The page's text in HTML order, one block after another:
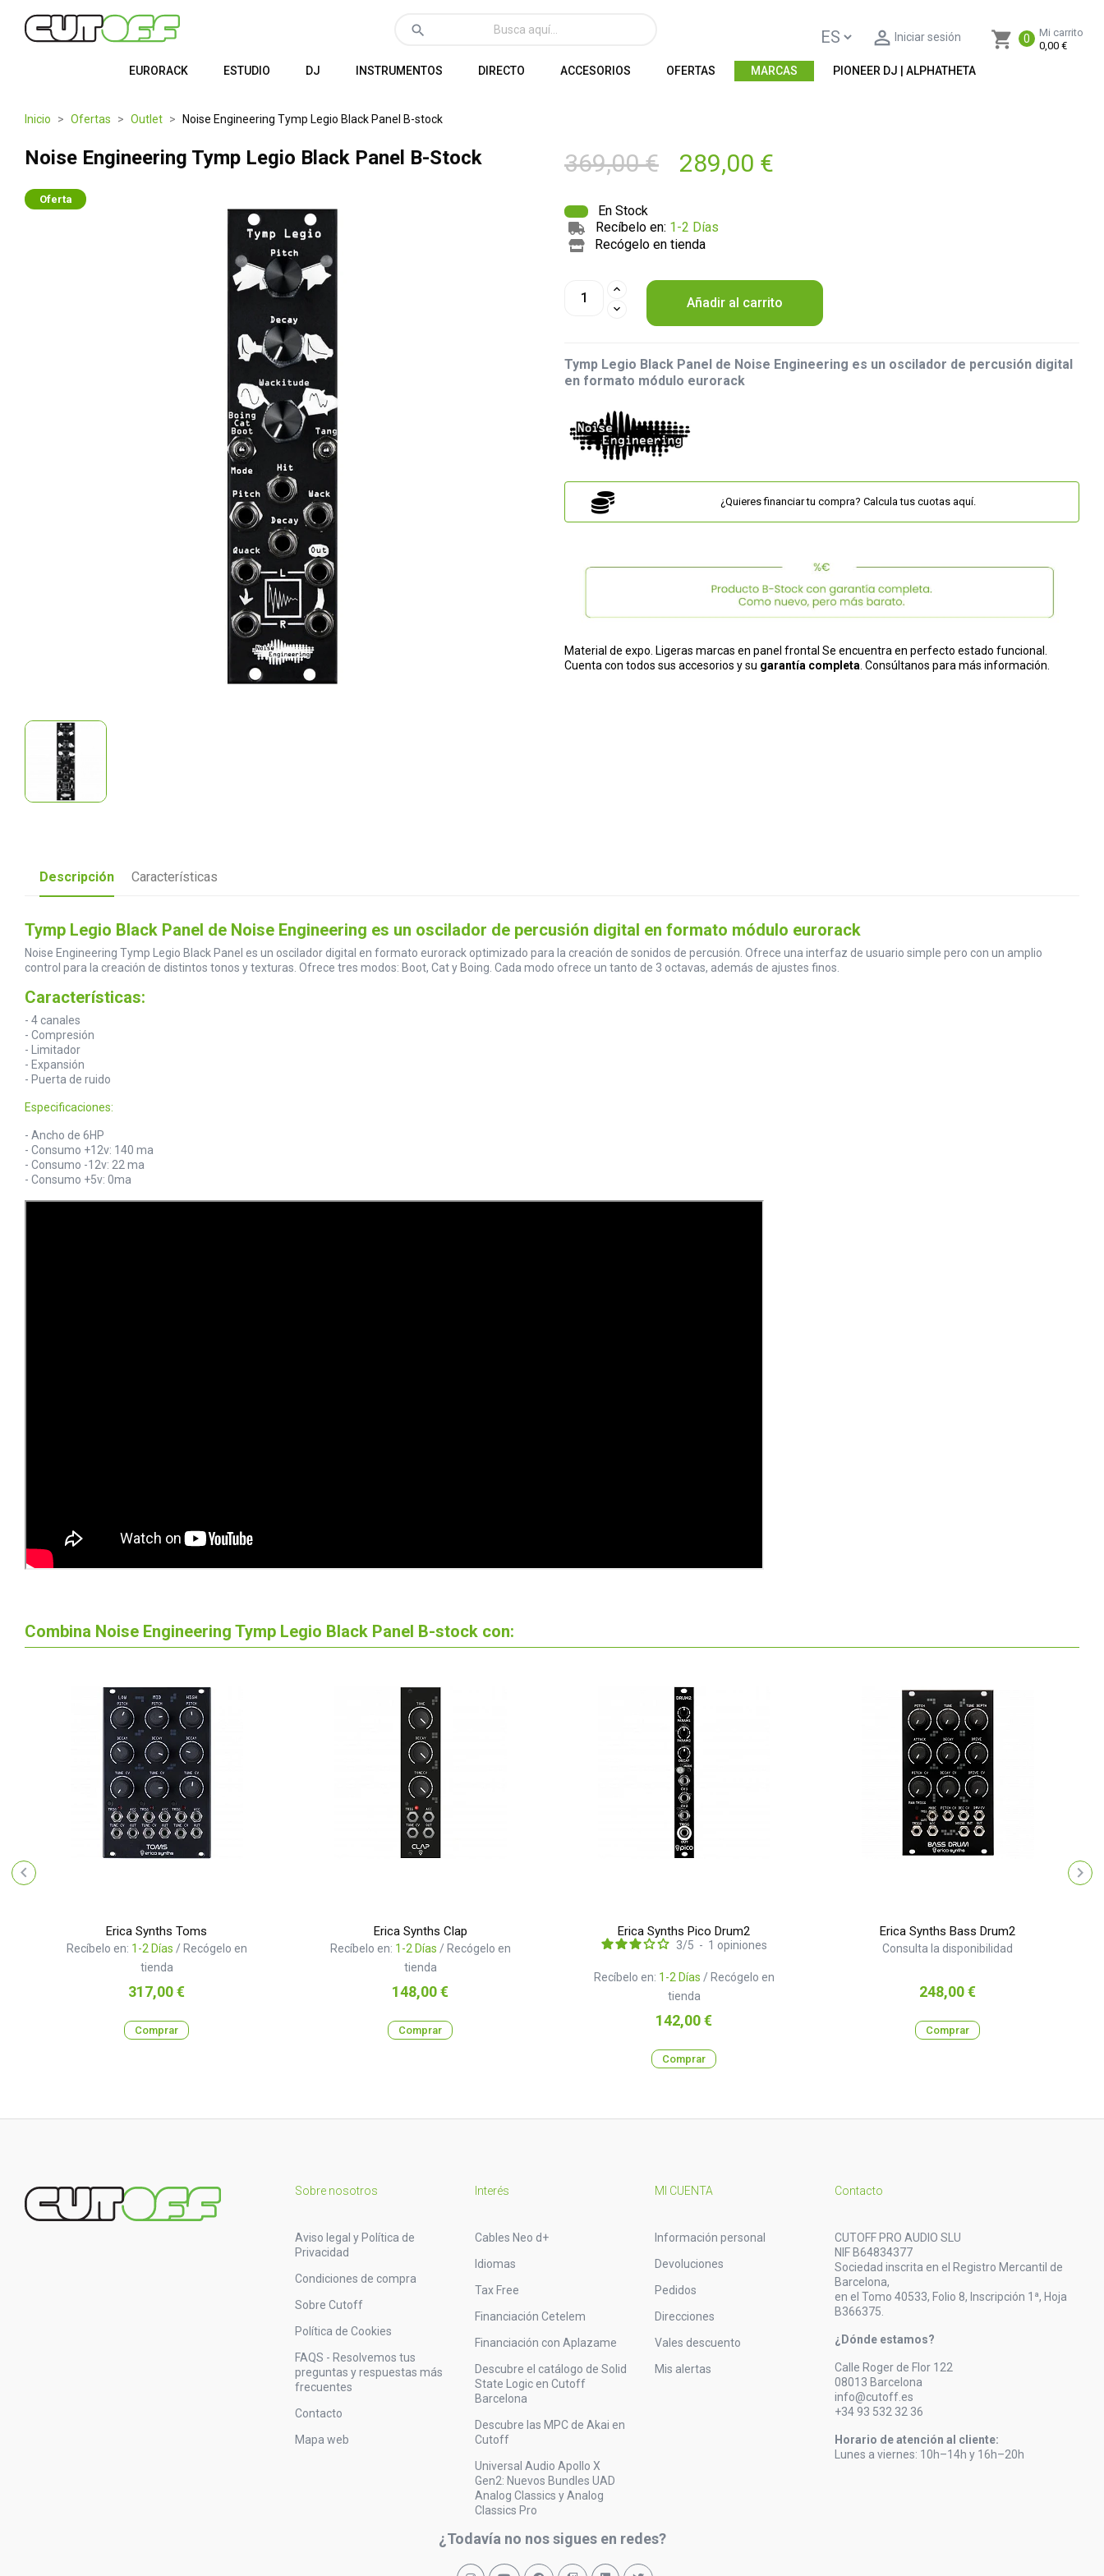
shopping_cart 0
Mi carrito
0,00 €
 Iniciar sesión
search
EURORACK ESTUDIO DJ INSTRUMENTOS DIRECTO ACCESORIOS OFERTAS MARCAS PIONEER DJ | ALPHATHETA
Inicio Ofertas Outlet Noise Engineering Tymp Legio Black Panel B-stock
Noise Engineering Tymp Legio Black Panel B-Stock
Oferta
369,00 € 289,00 €
En Stock
Recíbelo en: 1-2 Días
Recógelo en tienda
Añadir al carrito
Tymp Legio Black Panel de Noise Engineering es un oscilador de percusión digital
en formato módulo eurorack
¿Quieres financiar tu compra? Calcula tus cuotas aquí.
Material de expo. Ligeras marcas en panel frontal Se encuentra en perfecto estado funcional.
Cuenta con todos sus accesorios y su garantía completa . Consúltanos para más información.
Descripción Características
Tymp Legio Black Panel de Noise Engineering es un oscilador de percusión digital en formato módulo eurorack
Noise Engineering Tymp Legio Black Panel es un oscilador digital en formato eurorack optimizado para la creación de sonidos de percusión. Ofrece una interfaz de usuario simple pero con un amplio
control para la creación de distintos tonos y texturas. Ofrece tres modos: Boot, Cat y Boing. Cada modo ofrece un tanto de 3 octavas, además de ajustes finos.
Características:
- 4 canales
- Compresión
- Limitador
- Expansión
- Puerta de ruido
Especificaciones:
- Ancho de 6HP
- Consumo +12v: 140 ma
- Consumo -12v: 22 ma
- Consumo +5v: 0ma
Combina Noise Engineering Tymp Legio Black Panel B-stock con:
Erica Synths Toms
Recíbelo en: 1-2 Días / Recógelo en
tienda
Precio
317,00 €
Comprar
Erica Synths Clap
Recíbelo en: 1-2 Días / Recógelo en
tienda
Precio
148,00 €
Comprar
Erica Synths Pico Drum2
Recíbelo en: 1-2 Días / Recógelo en
tienda
3/5 - 1 opiniones
Precio
142,00 €
Comprar
Erica Synths Bass Drum2
Consulta la disponibilidad
Precio
248,00 €
Comprar
Sobre nosotros
Aviso legal y Política de
Privacidad
Condiciones de compra
Sobre Cutoff
Política de Cookies
FAQS - Resolvemos tus
preguntas y respuestas más
frecuentes
Contacto
Mapa web
Interés
Cables Neo d+
Idiomas
Tax Free
Financiación Cetelem
Financiación con Aplazame
Descubre el catálogo de Solid
State Logic en Cutoff
Barcelona
Descubre las MPC de Akai en
Cutoff
Universal Audio Apollo X
Gen2: Nuevos Bundles UAD
Analog Classics y Analog
Classics Pro
MI CUENTA
Información personal
Devoluciones
Pedidos
Direcciones
Vales descuento
Mis alertas
Contacto
CUTOFF PRO AUDIO SLU
NIF B64834377
Sociedad inscrita en el Registro Mercantil de
Barcelona,
en el Tomo 40533, Folio 8, Inscripción 1ª, Hoja
B366375.
¿Dónde estamos?
Calle Roger de Flor 122
08013 Barcelona
info@cutoff.es
+34 93 532 32 36
Horario de atención al cliente:
Lunes a viernes: 10h–14h y 16h–20h
¿Todavía no nos sigues en redes?